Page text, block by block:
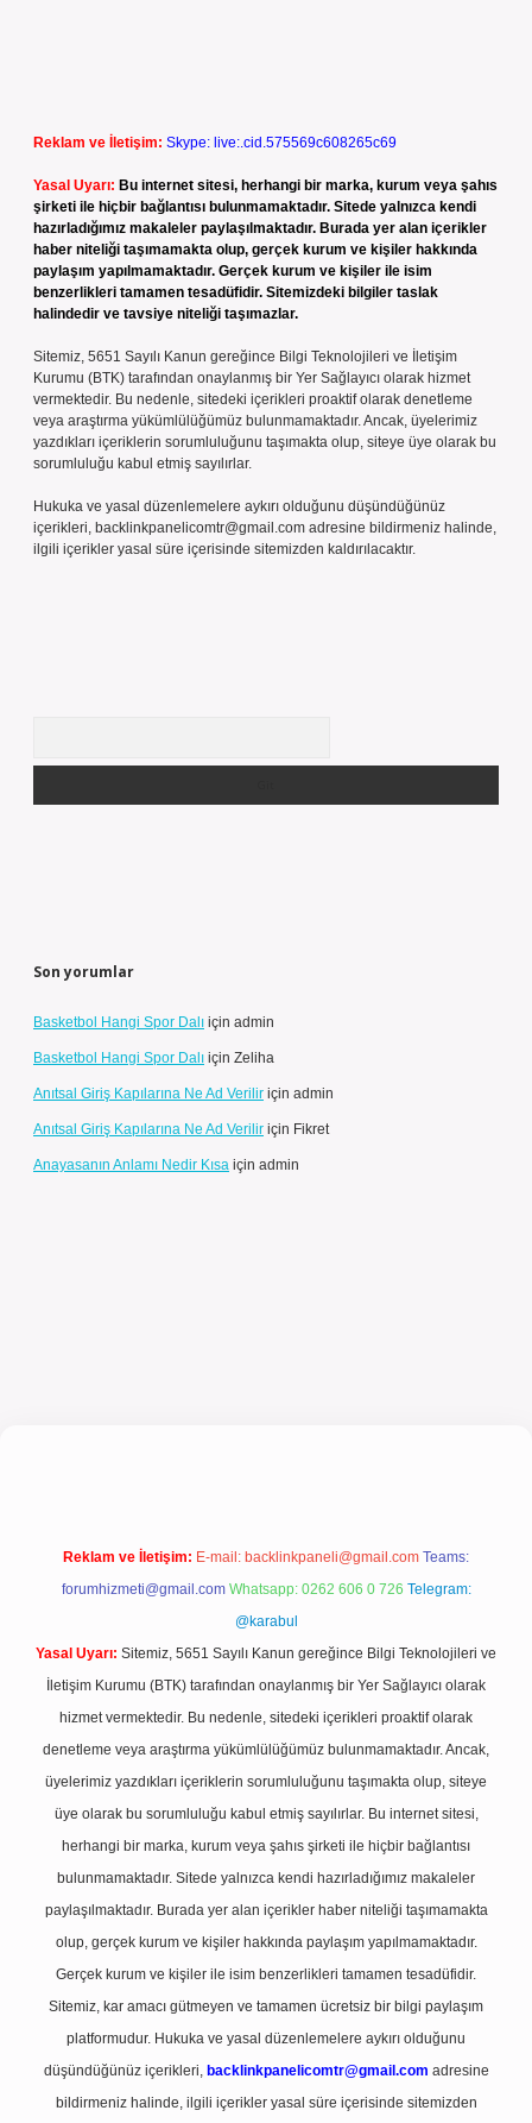
Reklam ve İletişim: Skype: live:.cid.575569c608265c69
Yasal Uyarı: Bu internet sitesi, herhangi bir marka, kurum veya şahıs
şirketi ile hiçbir bağlantısı bulunmamaktadır. Sitede yalnızca kendi
hazırladığımız makaleler paylaşılmaktadır. Burada yer alan içerikler
haber niteliği taşımamakta olup, gerçek kurum ve kişiler hakkında
paylaşım yapılmamaktadır. Gerçek kurum ve kişiler ile isim
benzerlikleri tamamen tesadüfidir. Sitemizdeki bilgiler taslak
halindedir ve tavsiye niteliği taşımazlar.
Sitemiz, 5651 Sayılı Kanun gereğince Bilgi Teknolojileri ve İletişim
Kurumu (BTK) tarafından onaylanmış bir Yer Sağlayıcı olarak hizmet
vermektedir. Bu nedenle, sitedeki içerikleri proaktif olarak denetleme
veya araştırma yükümlülüğümüz bulunmamaktadır. Ancak, üyelerimiz
yazdıkları içeriklerin sorumluluğunu taşımakta olup, siteye üye olarak bu
sorumluluğu kabul etmiş sayılırlar.
Hukuka ve yasal düzenlemelere aykırı olduğunu düşündüğünüz
içerikleri, backlinkpanelicomtr@gmail.com adresine bildirmeniz halinde,
ilgili içerikler yasal süre içerisinde sitemizden kaldırılacaktır.
Son yorumlar
Basketbol Hangi Spor Dalı için admin
Basketbol Hangi Spor Dalı için Zeliha
Anıtsal Giriş Kapılarına Ne Ad Verilir için admin
Anıtsal Giriş Kapılarına Ne Ad Verilir için Fikret
Anayasanın Anlamı Nedir Kısa için admin
Reklam ve İletişim: E-mail: backlinkpaneli@gmail.com Teams:
forumhizmeti@gmail.com Whatsapp: 0262 606 0 726 Telegram:
@karabul
Yasal Uyarı: Sitemiz, 5651 Sayılı Kanun gereğince Bilgi Teknolojileri ve
İletişim Kurumu (BTK) tarafından onaylanmış bir Yer Sağlayıcı olarak
hizmet vermektedir. Bu nedenle, sitedeki içerikleri proaktif olarak
denetleme veya araştırma yükümlülüğümüz bulunmamaktadır. Ancak,
üyelerimiz yazdıkları içeriklerin sorumluluğunu taşımakta olup, siteye
üye olarak bu sorumluluğu kabul etmiş sayılırlar. Bu internet sitesi,
herhangi bir marka, kurum veya şahıs şirketi ile hiçbir bağlantısı
bulunmamaktadır. Sitede yalnızca kendi hazırladığımız makaleler
paylaşılmaktadır. Burada yer alan içerikler haber niteliği taşımamakta
olup, gerçek kurum ve kişiler hakkında paylaşım yapılmamaktadır.
Gerçek kurum ve kişiler ile isim benzerlikleri tamamen tesadüfidir.
Sitemiz, kar amacı gütmeyen ve tamamen ücretsiz bir bilgi paylaşım
platformudur. Hukuka ve yasal düzenlemelere aykırı olduğunu
düşündüğünüz içerikleri, backlinkpanelicomtr@gmail.com adresine
bildirmeniz halinde, ilgili içerikler yasal süre içerisinde sitemizden